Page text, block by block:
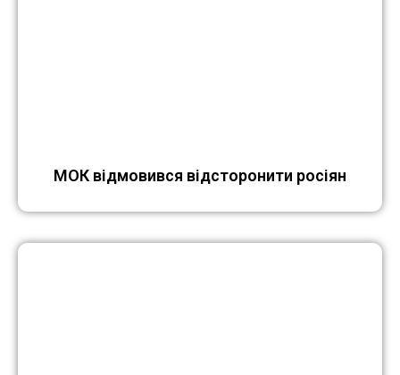
МОК відмовився відсторонити росіян